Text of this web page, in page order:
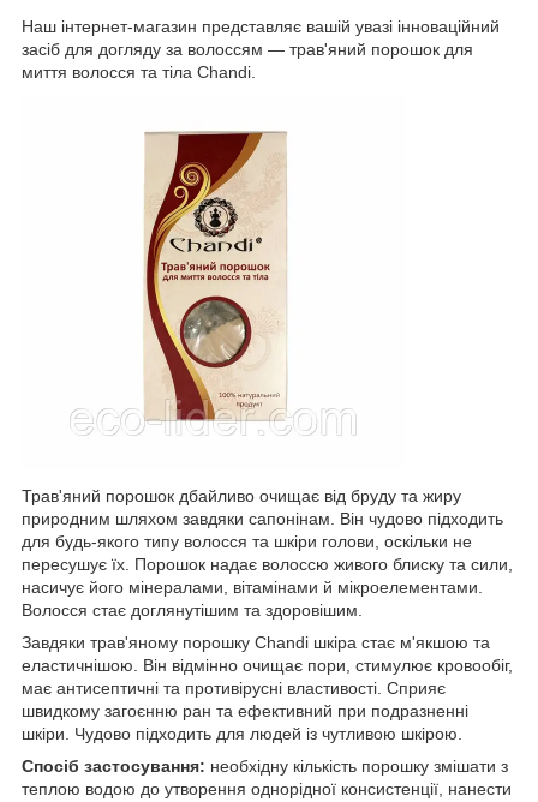
Наш інтернет-магазин представляє вашій увазі інноваційний
засіб для догляду за волоссям — трав'яний порошок для
миття волосся та тіла Chandi.
Трав'яний порошок дбайливо очищає від бруду та жиру
природним шляхом завдяки сапонінам. Він чудово підходить
для будь-якого типу волосся та шкіри голови, оскільки не
пересушує їх. Порошок надає волоссю живого блиску та сили,
насичує його мінералами, вітамінами й мікроелементами.
Волосся стає доглянутішим та здоровішим.
Завдяки трав'яному порошку Chandi шкіра стає м'якшою та
еластичнішою. Він відмінно очищає пори, стимулює кровообіг,
має антисептичні та противірусні властивості. Сприяє
швидкому загоєнню ран та ефективний при подразненні
шкіри. Чудово підходить для людей із чутливою шкірою.
Спосіб застосування: необхідну кількість порошку змішати з
теплою водою до утворення однорідної консистенції, нанести